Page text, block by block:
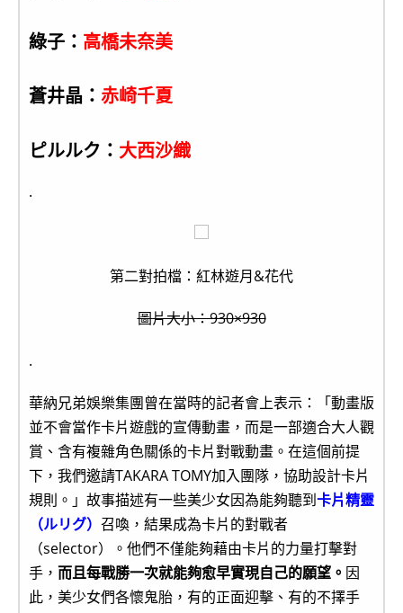
綠子： 高橋未奈美
蒼井晶： 赤崎千夏
ピルルク： 大西沙織
.
第二對拍檔：紅林遊月&花代
圖片大小：930×930
.
華納兄弟娛樂集團曾在當時的記者會上表示：「動畫版
並不會當作卡片遊戲的宣傳動畫，而是一部適合大人觀
賞、含有複雜角色關係的卡片對戰動畫。在這個前提
下，我們邀請TAKARA TOMY加入團隊，協助設計卡片
規則。」故事描述有一些美少女因為能夠聽到卡片精靈
（ルリグ） 召喚，結果成為卡片的對戰者
（selector）。他們不僅能夠藉由卡片的力量打擊對
手， 而且每戰勝一次就能夠愈早實現自己的願望。 因
此，美少女們各懷鬼胎，有的正面迎擊、有的不擇手